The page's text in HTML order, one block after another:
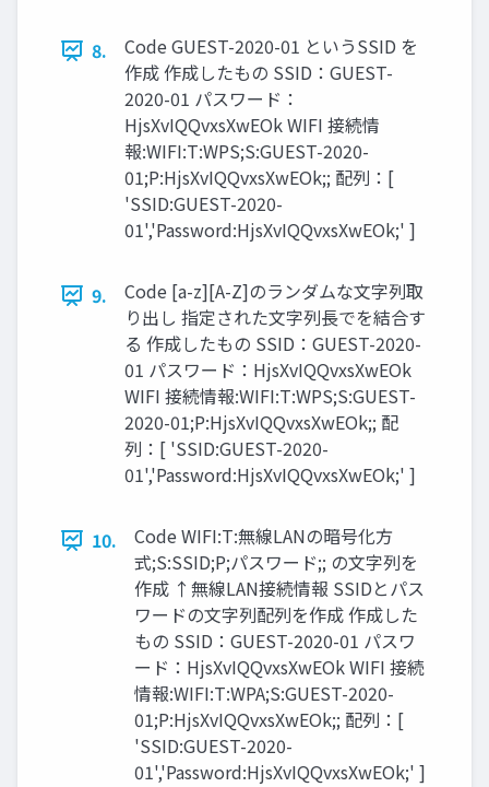
8.
Code GUEST-2020-01 というSSID を
作成 作成したもの SSID：GUEST-
2020-01 パスワード：
HjsXvIQQvxsXwEOk WIFI 接続情
報:WIFI:T:WPS;S:GUEST-2020-
01;P:HjsXvIQQvxsXwEOk;; 配列：[
'SSID:GUEST-2020-
01','Password:HjsXvIQQvxsXwEOk;' ]
9.
Code [a-z][A-Z]のランダムな文字列取
り出し 指定された文字列長でを結合す
る 作成したもの SSID：GUEST-2020-
01 パスワード：HjsXvIQQvxsXwEOk
WIFI 接続情報:WIFI:T:WPS;S:GUEST-
2020-01;P:HjsXvIQQvxsXwEOk;; 配
列：[ 'SSID:GUEST-2020-
01','Password:HjsXvIQQvxsXwEOk;' ]
10.
Code WIFI:T:無線LANの暗号化方
式;S:SSID;P;パスワード;; の文字列を
作成 ↑無線LAN接続情報 SSIDとパス
ワードの文字列配列を作成 作成した
もの SSID：GUEST-2020-01 パスワ
ード：HjsXvIQQvxsXwEOk WIFI 接続
情報:WIFI:T:WPA;S:GUEST-2020-
01;P:HjsXvIQQvxsXwEOk;; 配列：[
'SSID:GUEST-2020-
01','Password:HjsXvIQQvxsXwEOk;' ]